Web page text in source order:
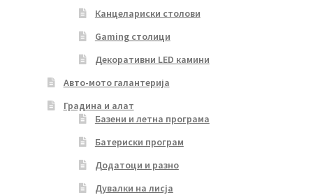
Канцелариски столови
Gaming столици
Декоративни LED камини
Авто-мото галантерија
Градина и алат
Базени и летна програма
Батериски програм
Додатоци и разно
Дувалки на лисја